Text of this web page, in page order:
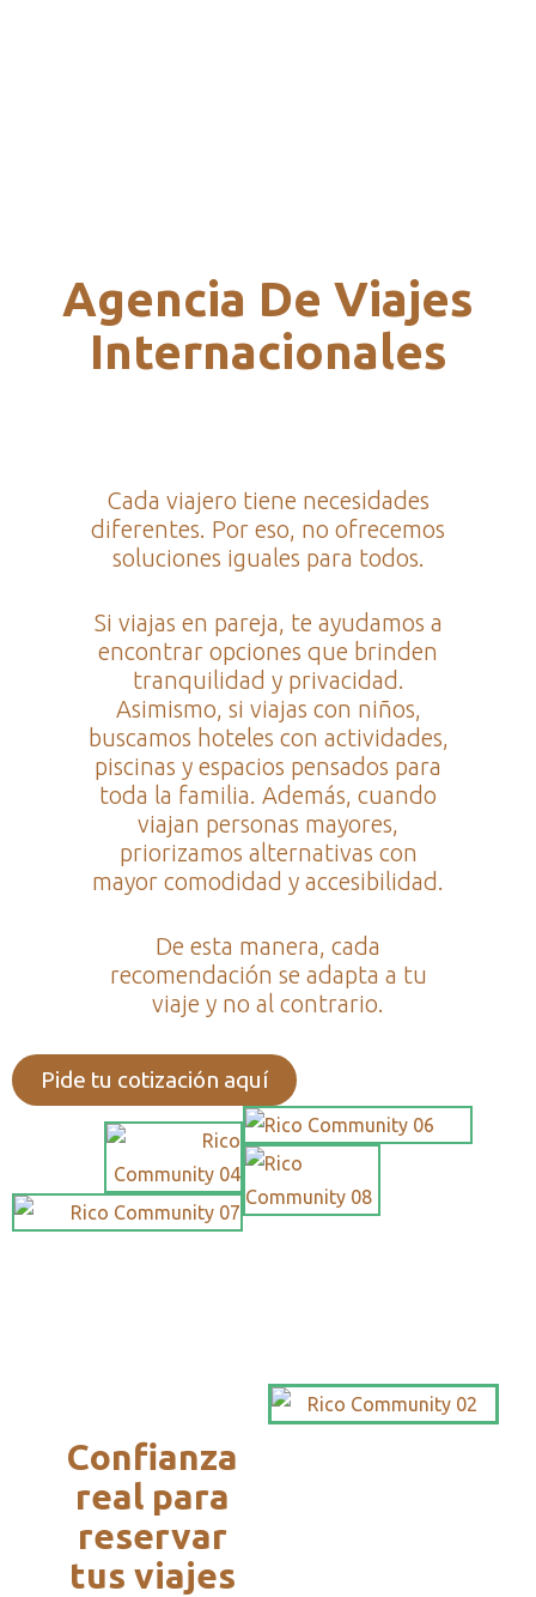
Agencia De Viajes
Internacionales
Cada viajero tiene necesidades
diferentes. Por eso, no ofrecemos
soluciones iguales para todos.
Si viajas en pareja, te ayudamos a
encontrar opciones que brinden
tranquilidad y privacidad.
Asimismo, si viajas con niños,
buscamos hoteles con actividades,
piscinas y espacios pensados para
toda la familia. Además, cuando
viajan personas mayores,
priorizamos alternativas con
mayor comodidad y accesibilidad.
De esta manera, cada
recomendación se adapta a tu
viaje y no al contrario.
Pide tu cotización aquí
Confianza
real para
reservar
tus viajes